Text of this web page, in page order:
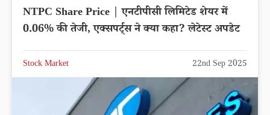
NTPC Share Price | एनटीपीसी लिमिटेड शेयर में
0.06% की तेजी, एक्सपर्ट्स ने क्या कहा? लेटेस्ट अपडेट
Stock Market 22nd Sep 2025